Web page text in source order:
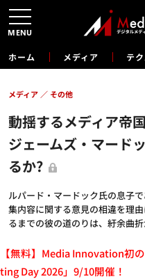
ホーム メディア テ
動揺するメディア
ジェームズ・マード
るか?
ルパード・マードック氏の息子
集内容に関する意見の相違を理
るまでの彼の道のりは、紆余曲
メディア その他
【無料】Media Innovation初
ting Day 2026」9/10開催！
MENU